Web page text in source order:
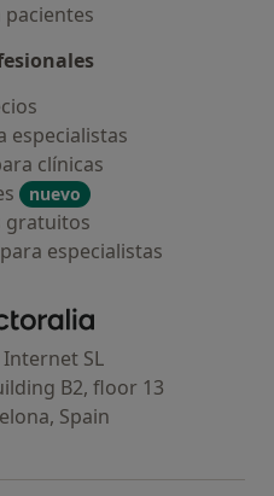
pacientes
especialistas
clínicas
nuevo
gratuitos
especialistas
Doctoralia - Página de inicio
SL
B2, floor 13
Spain